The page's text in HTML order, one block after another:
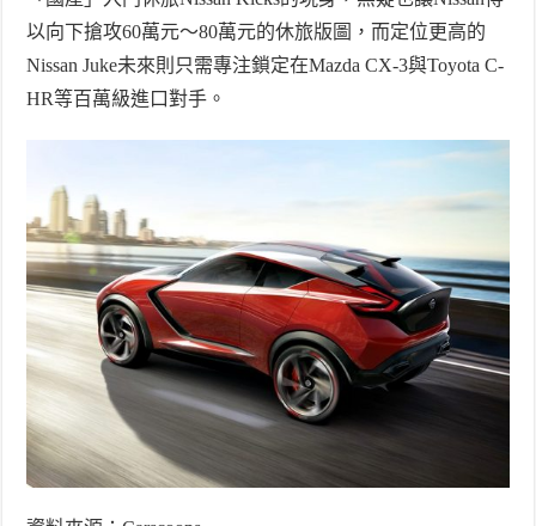
以向下搶攻60萬元～80萬元的休旅版圖，而定位更高的
Nissan Juke未來則只需專注鎖定在Mazda CX-3與Toyota C-
HR等百萬級進口對手。